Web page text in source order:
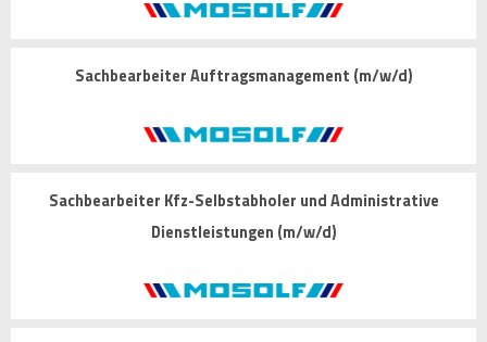
Sachbearbeiter Auftragsmanagement (m/w/d)
Sachbearbeiter Kfz-Selbstabholer und Administrative
Dienstleistungen (m/w/d)